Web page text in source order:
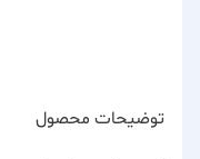
توضیحات محصول